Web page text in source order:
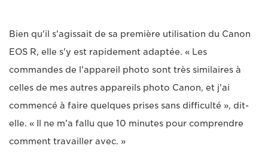
Bien qu'il s'agissait de sa première utilisation du Canon
EOS R, elle s'y est rapidement adaptée. « Les
commandes de l'appareil photo sont très similaires à
celles de mes autres appareils photo Canon, et j'ai
commencé à faire quelques prises sans difficulté », dit-
elle. « Il ne m'a fallu que 10 minutes pour comprendre
comment travailler avec. »